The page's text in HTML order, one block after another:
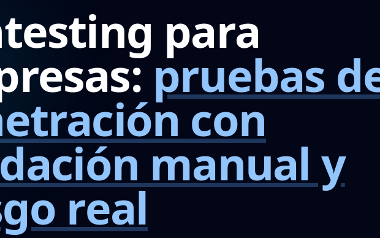
para
pruebas
con
manual y
real